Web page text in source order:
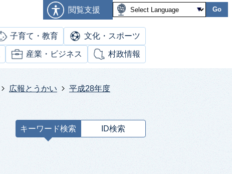
閲覧支援 Go
子育て・教育 文化・スポーツ
産業・ビジネス 村政情報
広報とうかい
平成28年度
キーワード検索 ID検索